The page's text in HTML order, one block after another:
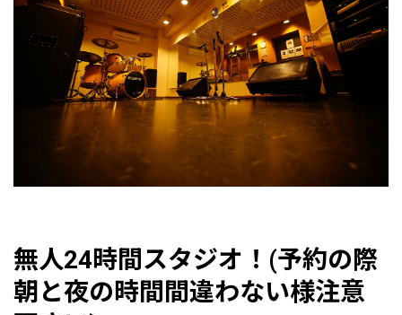
無人24時間スタジオ！(予約の際
朝と夜の時間間違わない様注意